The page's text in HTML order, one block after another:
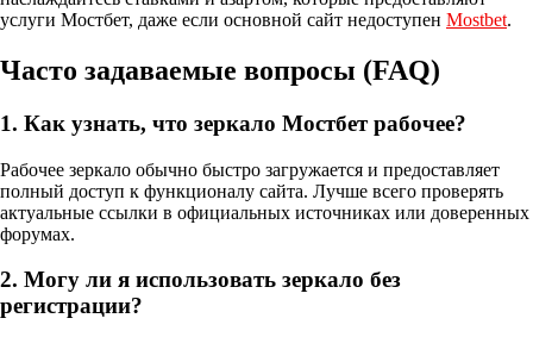
услуги Мостбет, даже если основной сайт недоступен Mostbet.
Часто задаваемые вопросы (FAQ)
1. Как узнать, что зеркало Мостбет рабочее?
Рабочее зеркало обычно быстро загружается и предоставляет
полный доступ к функционалу сайта. Лучше всего проверять
актуальные ссылки в официальных источниках или доверенных
форумах.
2. Могу ли я использовать зеркало без
регистрации?